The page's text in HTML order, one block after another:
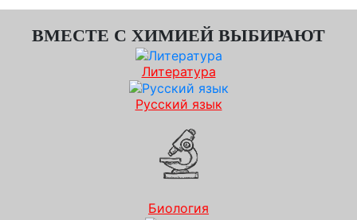
ВМЕСТЕ С ХИМИЕЙ ВЫБИРАЮТ
Литература
Русский язык
Биология